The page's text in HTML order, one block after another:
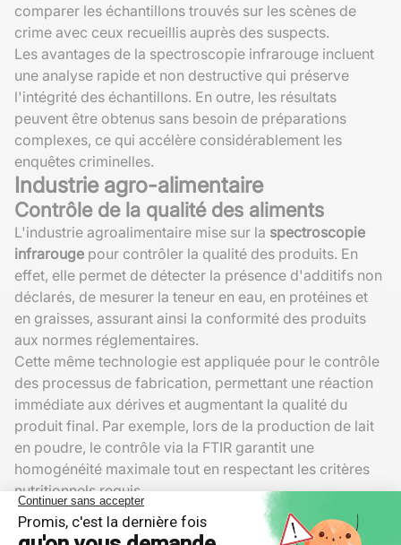
comparer les échantillons trouvés sur les scènes de
crime avec ceux recueillis auprès des suspects.
Les avantages de la spectroscopie infrarouge incluent
une analyse rapide et non destructive qui préserve
l'intégrité des échantillons. En outre, les résultats
peuvent être obtenus sans besoin de préparations
complexes, ce qui accélère considérablement les
enquêtes criminelles.
Industrie agro-alimentaire
Contrôle de la qualité des aliments
L'industrie agroalimentaire mise sur la spectroscopie
infrarouge pour contrôler la qualité des produits. En
effet, elle permet de détecter la présence d'additifs non
déclarés, de mesurer la teneur en eau, en protéines et
en graisses, assurant ainsi la conformité des produits
aux normes réglementaires.
Cette même technologie est appliquée pour le contrôle
des processus de fabrication, permettant une réaction
immédiate aux dérives et augmentant la qualité du
produit final. Par exemple, lors de la production de lait
en poudre, le contrôle via la FTIR garantit une
homogénéité maximale tout en respectant les critères
nutritionnels requis.
Détection de contaminants
Au-delà du simple contrôle qualité, la capacité de